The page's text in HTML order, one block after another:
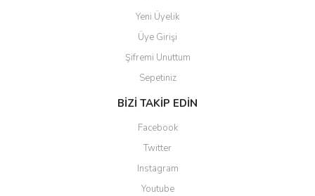
Yeni Üyelik
Üye Girişi
Şifremi Unuttum
Sepetiniz
BİZİ TAKİP EDİN
Facebook
Twitter
Instagram
Youtube